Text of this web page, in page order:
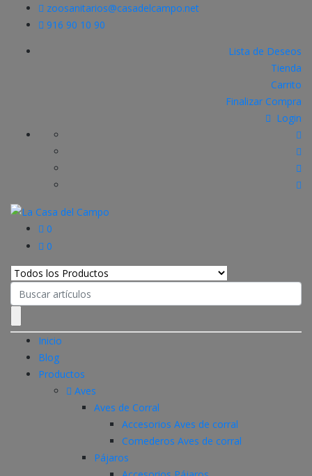
zoosanitarios@casadelcampo.net
916 90 10 90
Lista de Deseos
Tienda
Carrito
Finalizar Compra
Login
0
0
Search
for:
Inicio
Blog
Productos
Aves
Aves de Corral
Accesorios Aves de corral
Comederos Aves de corral
Pájaros